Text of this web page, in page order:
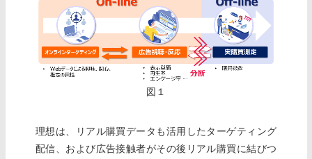
図１
理想は、リアル購買データも活用したターゲティング
配信、および広告接触者がその後リアル購買に結びつ